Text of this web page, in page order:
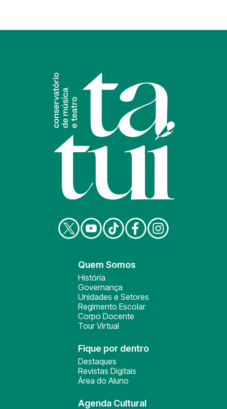
Quem Somos
História
Governança
Unidades e Setores
Regimento Escolar
Corpo Docente
Tour Virtual
Fique por dentro
Destaques
Revistas Digitais
Área do Aluno
Agenda Cultural